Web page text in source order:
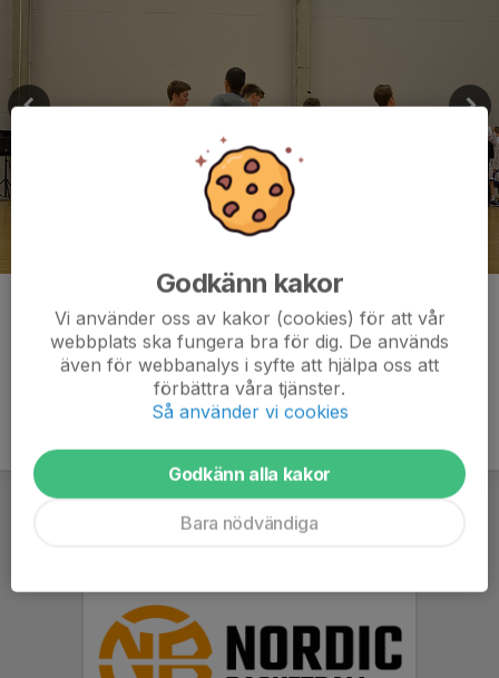
Kommentarer
Godkänn kakor
Vi använder oss av kakor (cookies) för att vår
webbplats ska fungera bra för dig. De används
även för webbanalys i syfte att hjälpa oss att
förbättra våra tjänster.
Så använder vi cookies
Godkänn alla kakor
Bara nödvändiga